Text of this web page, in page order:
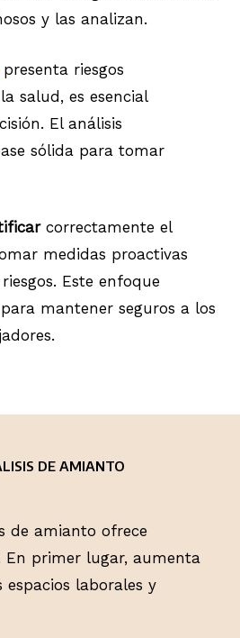
y las analizan.
presenta riesgos
salud, es esencial
El análisis
sólida para tomar
correctamente el
medidas proactivas
Este enfoque
mantener seguros a los
DE AMIANTO
de amianto ofrece
En primer lugar, aumenta
laborales y